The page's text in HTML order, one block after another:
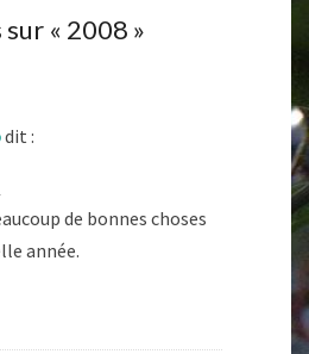
« 2008 »
dit :
de bonnes choses
année.